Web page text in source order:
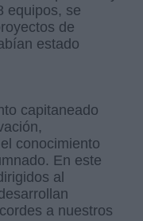
equipos, se
de
estado
capitaneado
conocimiento
En este
al
a nuestros